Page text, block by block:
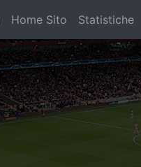
Home Sito Statistiche